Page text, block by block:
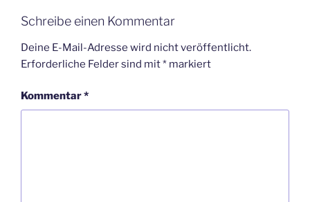
Schreibe einen Kommentar
Deine E-Mail-Adresse wird nicht veröffentlicht.
Erforderliche Felder sind mit* markiert
Kommentar*